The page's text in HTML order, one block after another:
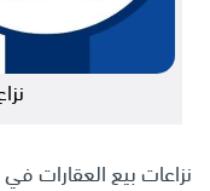
نزاعات بيع العقارات